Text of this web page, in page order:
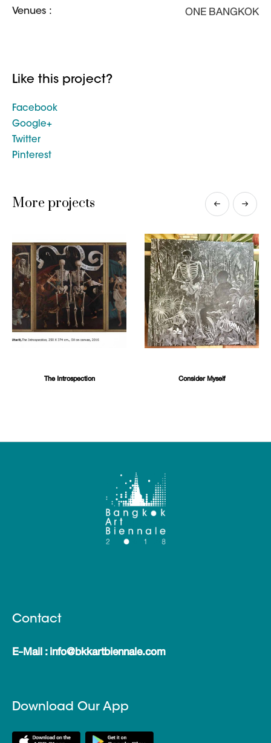
Venues : ONE BANGKOK
Like this project?
Facebook
Google+
Twitter
Pinterest
More projects
The Introspection Consider Myself
Contact
E-Mail : info@bkkartbiennale.com
Download Our App